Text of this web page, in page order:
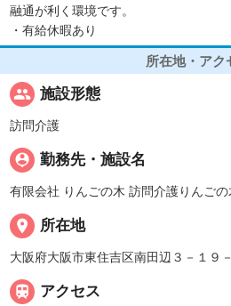
融通が利く環境です。
・有給休暇あり
所在地・アク
people 施設形態
訪問介護
person_pin 勤務先・施設名
有限会社 りんごの木 訪問介護りんごの
place 所在地
大阪府大阪市東住吉区南田辺３－１９
 アクセス